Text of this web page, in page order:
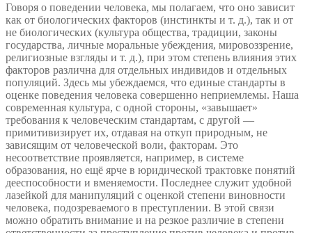
Говоря о поведении человека, мы полагаем, что оно зависит
как от биологических факторов (инстинкты и т. д.), так и от
не биологических (культура общества, традиции, законы
государства, личные моральные убеждения, мировоззрение,
религиозные взгляды и т. д.), при этом степень влияния этих
факторов различна для отдельных индивидов и отдельных
популяций. Здесь мы убеждаемся, что единые стандарты в
оценке поведения человека совершенно неприемлемы. Наша
современная культура, с одной стороны, «завышает»
требования к человеческим стандартам, с другой —
примитивизирует их, отдавая на откуп природным, не
зависящим от человеческой воли, факторам. Это
несоответствие проявляется, например, в системе
образования, но ещё ярче в юридической трактовке понятий
дееспособности и вменяемости. Последнее служит удобной
лазейкой для манипуляций с оценкой степени виновности
человека, подозреваемого в преступлении. В этой связи
можно обратить внимание и на резкое различие в степени